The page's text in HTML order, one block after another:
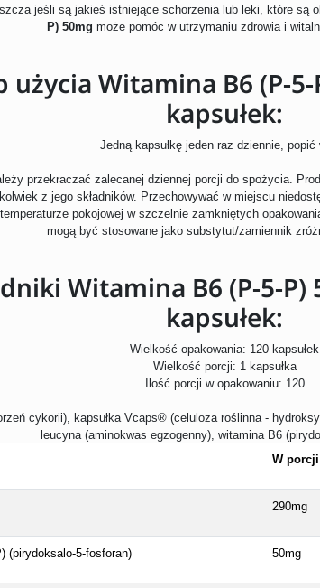
jeśli są jakieś istniejące schorzenia lub leki, które są
P) 50mg może pomóc w utrzymaniu zdrowia i
użycia Witamina B6 (P-
kapsułek:
Jedną kapsułkę jeden raz dziennie, popić
przekraczać zalecanej dziennej porcji do spożycia.
z jego składników. Przechowywać w miejscu
pokojowej w szczelnie zamkniętych
mogą być stosowane jako substytut/zamiennik
Witamina B6 (P-5-
kapsułek:
Wielkość opakowania: 120 kapsułek
Wielkość porcji: 1 kapsułka
Ilość porcji w opakowaniu: 120
cykorii), kapsułka Vcaps® (celuloza roślinna -
leucyna (aminokwas egzogenny), witamina B6
W porcji
290mg
(pirydoksalo-5-fosforan) 50mg